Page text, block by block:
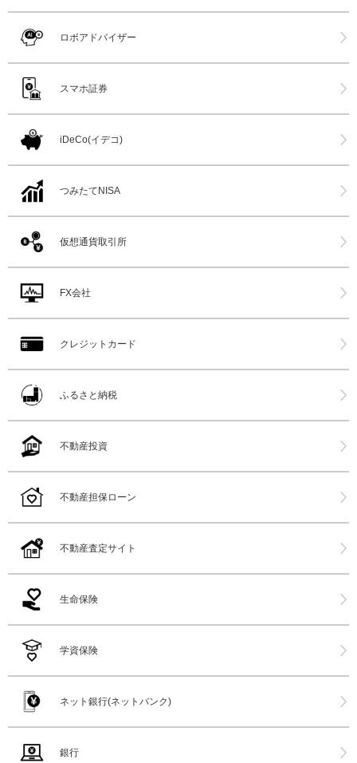
ロボアドバイザー
スマホ証券
iDeCo(イデコ)
つみたてNISA
仮想通貨取引所
FX会社
クレジットカード
ふるさと納税
不動産投資
不動産担保ローン
不動産査定サイト
生命保険
学資保険
ネット銀行(ネットバンク)
銀行